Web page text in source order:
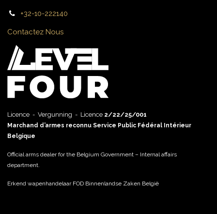
+32-10-222140
Contactez Nous
Licence - Vergunning - Licence 2/22/25/001
Marchand d’armes reconnu Service Public Fédéral Intérieur
Belgique
Official arms dealer for the Belgium Government – Internal affairs
department.
Erkend wapenhandelaar FOD Binnenlandse Zaken België